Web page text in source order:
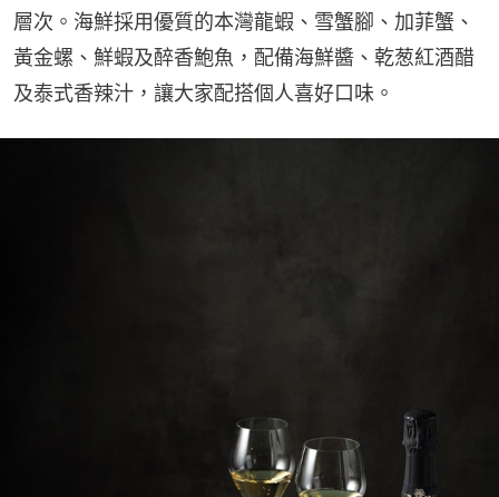
層次。海鮮採用優質的本灣龍蝦、雪蟹腳、加菲蟹、
黃金螺、鮮蝦及醉香鮑魚，配備海鮮醬、乾葱紅酒醋
及泰式香辣汁，讓大家配搭個人喜好口味。